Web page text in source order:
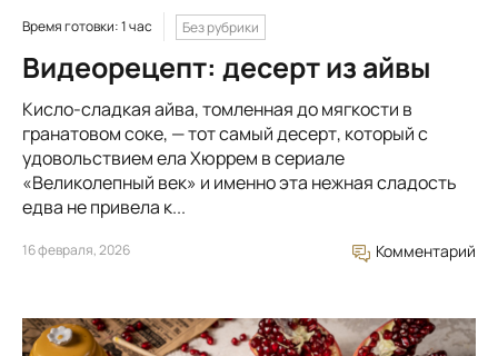
Время готовки: 1 час Без рубрики
Видеорецепт: десерт из айвы
Кисло-сладкая айва, томленная до мягкости в
гранатовом соке, — тот самый десерт, который с
удовольствием ела Хюррем в сериале
«Великолепный век» и именно эта нежная сладость
едва не привела к...
16 февраля, 2026 Комментарий